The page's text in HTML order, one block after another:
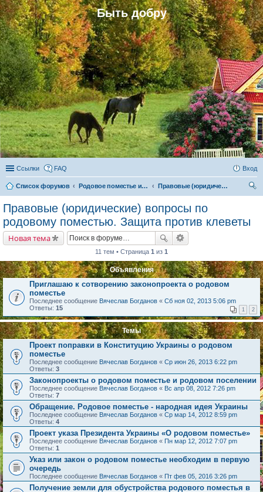
Быть добру
Ссылки FAQ Вход
Список форумов Родовое поместье и родовое поселение
Правовые (юридические) вопросы по родовому поместью. Защита против клеветы
Правовые (юридические) вопросы по
родовому поместью. Защита против клеветы
Новая тема
11 тем • Страница 1 из 1
Объявления
Приглашаю к сотворению законопроекта о родовом
поместье
Последнее сообщение Вячеслав Богданов « Сб ноя 02, 2013 5:06 pm
Ответы: 15 1 2
Темы
Проект поправки в Конституцию Украины о родовом
поместье
Последнее сообщение Вячеслав Богданов « Ср июн 26, 2013 6:22 pm
Ответы: 3
Законопроекты о родовом поместье и родовом поселении
Последнее сообщение Вячеслав Богданов « Вс апр 08, 2012 7:26 pm
Ответы: 7
Обращение. Родовое поместье - народная идея Украины
Последнее сообщение Вячеслав Богданов « Ср мар 14, 2012 8:59 pm
Ответы: 4
Проект указа Президента Украины «О родовом поместье»
Последнее сообщение Вячеслав Богданов « Пн мар 12, 2012 7:07 pm
Ответы: 1
Указ или закон о родовом поместье необходим в первую
очередь
Последнее сообщение Вячеслав Богданов « Пт фев 05, 2016 3:26 pm
Получение земли для обустройства родового поместья в